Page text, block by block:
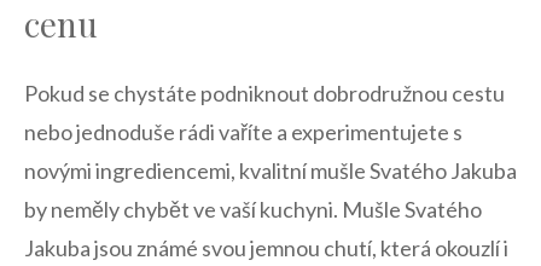
cenu
Pokud se chystáte ‍podniknout dobrodružnou cestu
nebo jednoduše​ rádi vaříte a⁢ experimentujete s
novými ingrediencemi, ⁢kvalitní⁣ mušle Svatého Jakuba
by ⁣neměly‍ chybět ve vaší kuchyni. Mušle Svatého
Jakuba jsou známé svou jemnou chutí, která okouzlí i